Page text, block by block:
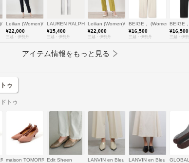
リアン
Leilian (Women)/レリアン
¥22,000
三越・伊勢丹
LAUREN RALPH LAUREN (Women)/ローレン ラルフ ローレン
¥15,400
三越・伊勢丹
Leilian (Women)/レリアン
¥22,000
三越・伊勢丹
BEIGE， (Women)/ベイジ，
¥16,500
三越・伊勢丹
BEIGE
¥16,500
三越・伊勢
アイテム情報をもっと見る
ゥ
トゥ
メゾン トゥモローランド
maison TOMORROWLAND/メゾン トゥモローランド
Edit Sheen
LANVIN en Bleu (Women)/ランバン オン ブ
LANVIN en Bleu